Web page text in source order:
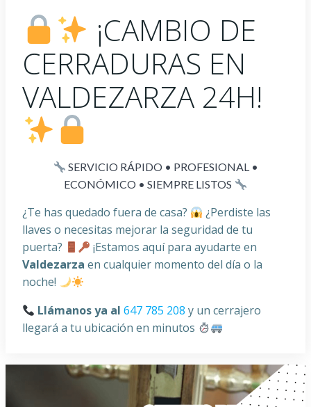
¡CAMBIO DE
CERRADURAS EN
VALDEZARZA 24H!
SERVICIO RÁPIDO • PROFESIONAL •
ECONÓMICO • SIEMPRE LISTOS
¿Te has quedado fuera de casa?
¿Perdiste las
llaves o necesitas mejorar la seguridad de tu
puerta?
¡Estamos aquí para ayudarte en
Valdezarza en cualquier momento del día o la
noche!
Llámanos ya al647 785 208 y un cerrajero
llegará a tu ubicación en minutos